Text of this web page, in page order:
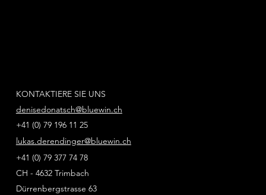
KONTAKTIERE SIE UNS
denisedonatsch@bluewin.ch
+41 (0) 79 196 11 25
lukas.derendinger@bluewin.ch
+41 (0) 79 377 74 78
Dürrenbergstrasse 63
CH - 4632 Trimbach